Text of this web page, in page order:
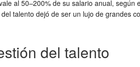
al 50–200% de su salario anual, según
talento dejó de ser un lujo de grandes
del talento